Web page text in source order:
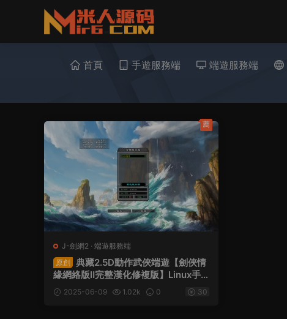
首頁 手遊服務端 端遊服務端
J-劍網2 · 端遊服務端
原創
典藏2.5D動作武俠端遊【劍俠情
緣網絡版Ⅱ完整漢化修複版】Linux手
工服務端+網頁注冊+GM工具+老頭插
件+PC客戶端+視頻架設教程
2025-06-09 1.02k 0 30
薦